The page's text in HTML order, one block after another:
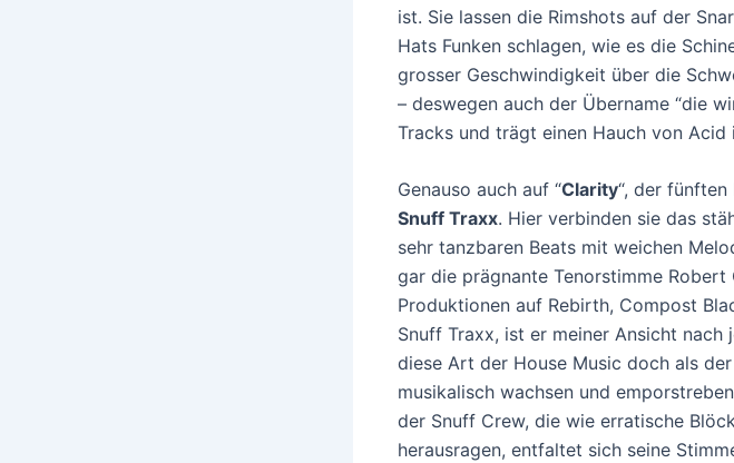
ist. Sie lassen die Rimshots auf der
Hats Funken schlagen, wie es die
grosser Geschwindigkeit über die
– deswegen auch der Übername “die
Tracks und trägt einen Hauch von Acid
Genauso auch auf “Clarity“, der
Snuff Traxx. Hier verbinden sie das
sehr tanzbaren Beats mit weichen
gar die prägnante Tenorstimme
Produktionen auf Rebirth, Compost
Snuff Traxx, ist er meiner Ansicht
diese Art der House Music doch als
musikalisch wachsen und
der Snuff Crew, die wie erratische
herausragen, entfaltet sich seine